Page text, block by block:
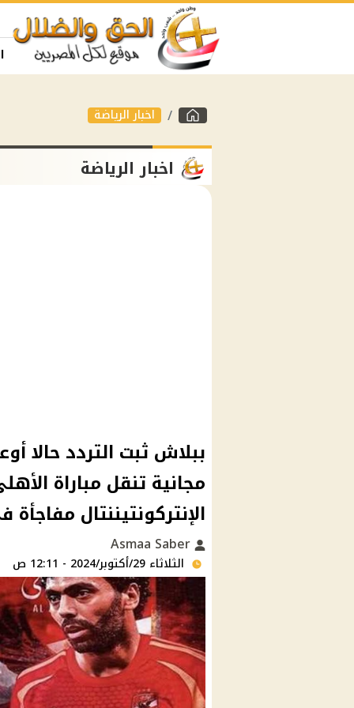
اخبار الرياضة
اخبار الرياضة
مجانية تنقل مباراة
الإنتركونتيننتال
الثلاثاء 29/أكتوبر/2024 - 12:11 ص